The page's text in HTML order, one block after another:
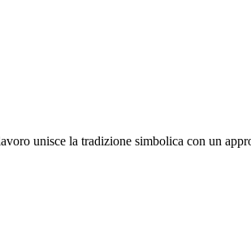
unisce la tradizione simbolica con un